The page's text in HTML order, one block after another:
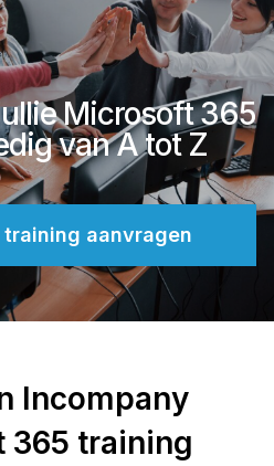
Microsoft 365
van A tot Z
aanvragen
Incompany
365 training